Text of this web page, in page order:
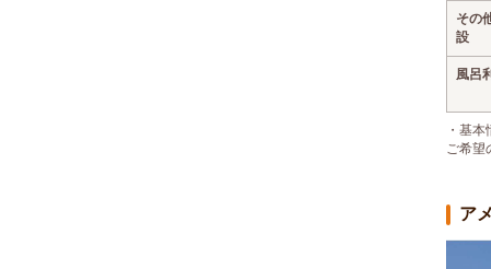
その
設
風呂
・基
ご希望
ア